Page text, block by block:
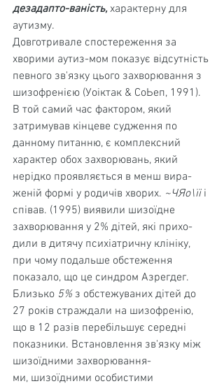
дезадапто-ваність, характерну для
аутизму.
Довготривале спостереження за
хворими аутиз-мом показує відсутність
певного зв'язку цього захворю­вання з
шизофренією (Уоіктак & СоЬеп, 1991).
В той самий час фактором, який
затримував кінцеве суджен­ня по
данному питанню, є комплексний
характер обох захворювань, який
нерідко проявляється в менш вира­
женій формі у родичів хворих. ~ЧЯо\їі і
співав. (1995) виявили шизоїдне
захворювання у 2% дітей, які прихо­
дили в дитячу психіатричну клініку,
при чому подальше обстеження
показало, що це синдром Азрегдег.
Близько 5% з обстежуваних дітей до
27 років страждали на шизо­френію,
що в 12 разів перебільшує середні
показники. Встановлення зв'язку між
шизоїдними захворювання-
ми, шизоїдними особистими